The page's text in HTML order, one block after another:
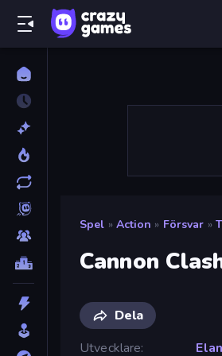
Spel » Action » Försvar »
Cannon
Dela
Utvecklare